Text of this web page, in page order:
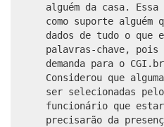
alguém da casa.
como suporte alguém
dados de tudo o que
palavras-chave, pois
demanda para o
Considerou que
ser selecionadas
funcionário que
precisarão da